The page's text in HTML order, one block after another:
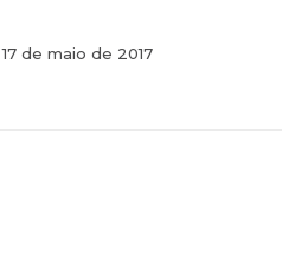
17 de maio de 2017